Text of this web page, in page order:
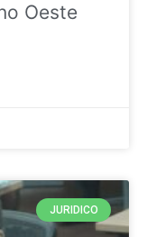
Oeste
JURIDICO